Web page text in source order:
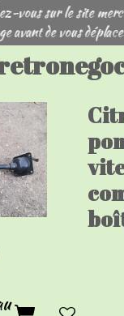
vous sur le site
avant de vous